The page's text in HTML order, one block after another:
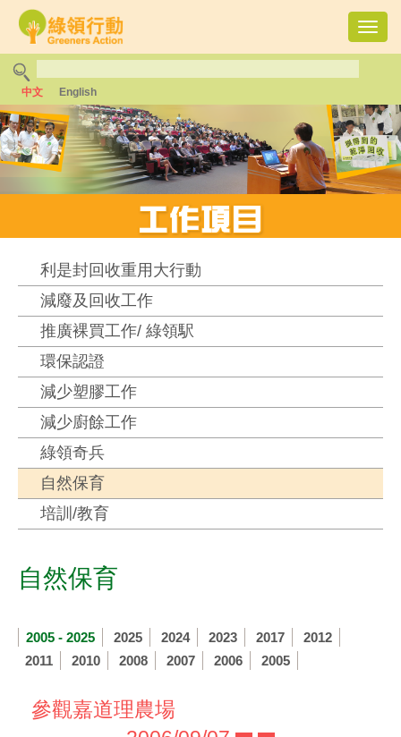
中文 English
利是封回收重用大行動
減廢及回收工作
推廣裸買工作/ 綠領駅
環保認證
減少塑膠工作
減少廚餘工作
綠領奇兵
自然保育
培訓/教育
自然保育
2005 - 2025 2025 2024 2023 2017
2012
2011
2010 2008 2007 2006 2005
參觀嘉道理農場